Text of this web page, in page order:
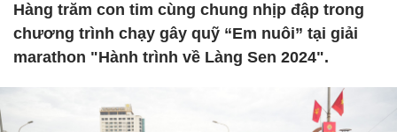
Hàng trăm con tim cùng chung nhịp đập trong
chương trình chạy gây quỹ “Em nuôi” tại giải
marathon "Hành trình về Làng Sen 2024".